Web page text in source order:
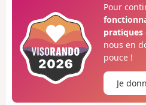
Pour
pratiques
nous en
pouce !
Je